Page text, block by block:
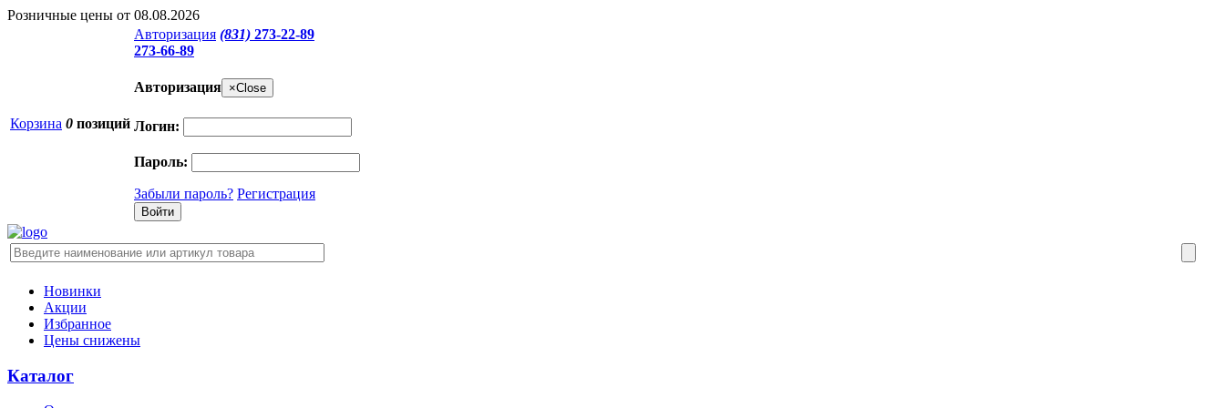
Розничные цены от 08.08.2026
Корзина 0 позиций
Авторизация (831) 273-22-89
273-66-89
Авторизация ×Close
Логин:
Пароль:
Забыли пароль? Регистрация
Новинки
Акции
Избранное
Цены снижены
Каталог